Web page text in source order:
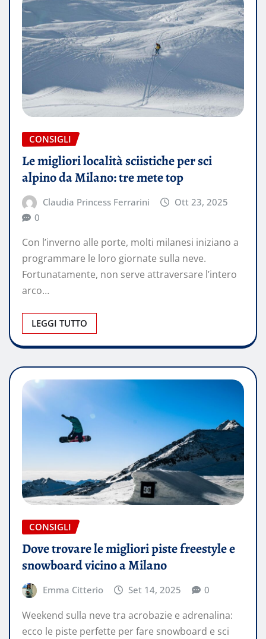
CONSIGLI
Le migliori località sciistiche per sci
alpino da Milano: tre mete top
Claudia Princess Ferrarini
Ott 23, 2025
0
Con l’inverno alle porte, molti milanesi iniziano a
programmare le loro giornate sulla neve.
Fortunatamente, non serve attraversare l’intero
arco…
LEGGI TUTTO
CONSIGLI
Dove trovare le migliori piste freestyle e
snowboard vicino a Milano
Emma Citterio Set 14, 2025 0
Weekend sulla neve tra acrobazie e adrenalina:
ecco le piste perfette per fare snowboard e sci